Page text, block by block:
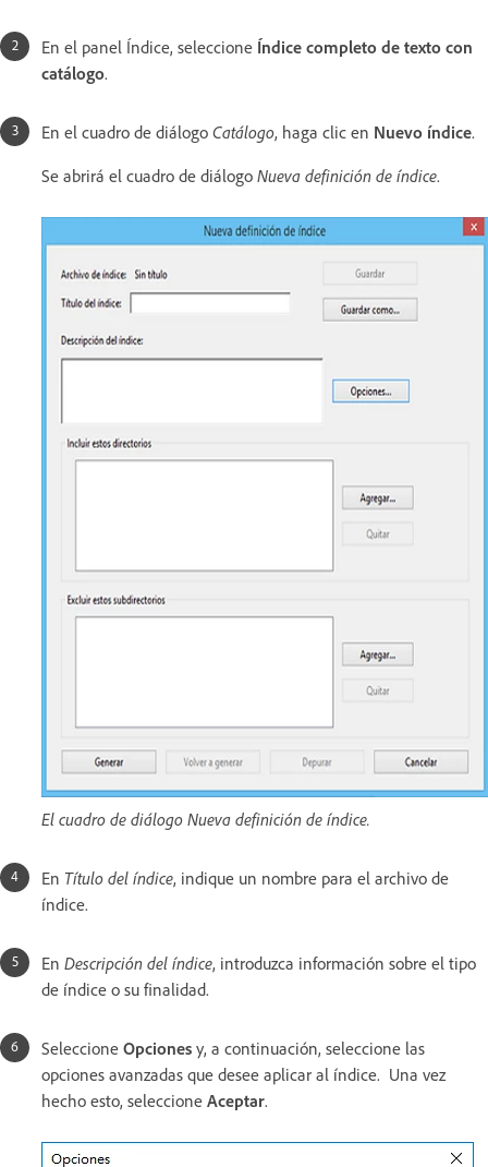
En el panel Índice, seleccione Índice completo de texto con
catálogo.
En el cuadro de diálogo Catálogo, haga clic en Nuevo índice.
Se abrirá el cuadro de diálogo Nueva definición de índice.
El cuadro de diálogo Nueva definición de índice.
En Título del índice, indique un nombre para el archivo de
índice.
En Descripción del índice, introduzca información sobre el tipo
de índice o su finalidad.
Seleccione Opciones y, a continuación, seleccione las
opciones avanzadas que desee aplicar al índice. Una vez
hecho esto, seleccione Aceptar.